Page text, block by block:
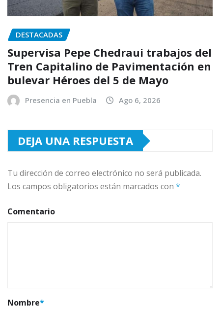
DESTACADAS
Supervisa Pepe Chedraui trabajos del
Tren Capitalino de Pavimentación en
bulevar Héroes del 5 de Mayo
Presencia en Puebla Ago 6, 2026
DEJA UNA RESPUESTA
Tu dirección de correo electrónico no será publicada.
Los campos obligatorios están marcados con *
Comentario
Nombre*